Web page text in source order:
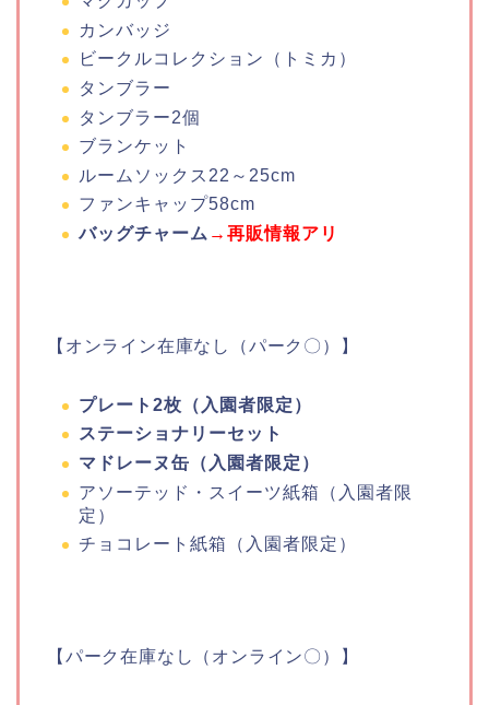
カンバッジ
ビークルコレクション（トミカ）
タンブラー
タンブラー2個
ブランケット
ルームソックス22～25cm
ファンキャップ58cm
バッグチャーム →再販情報アリ
【オンライン在庫なし（パーク〇）】
プレート2枚（入園者限定）
ステーショナリーセット
マドレーヌ缶（入園者限定）
アソーテッド・スイーツ紙箱（入園者限
定）
チョコレート紙箱（入園者限定）
【パーク在庫なし（オンライン〇）】